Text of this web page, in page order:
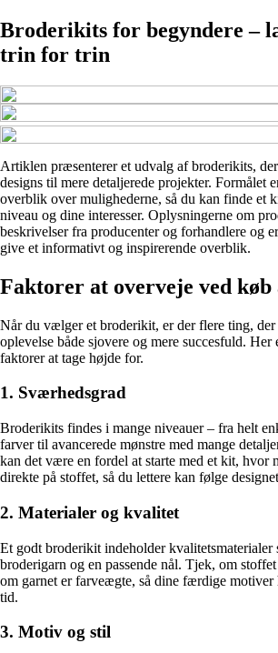
Broderikits for begyndere –
trin for trin
Artiklen præsenterer et udvalg af broderikits,
designs til mere detaljerede projekter. Formålet
overblik over mulighederne, så du kan finde et
niveau og dine interesser. Oplysningerne om
beskrivelser fra producenter og forhandlere og
give et informativt og inspirerende overblik.
Faktorer at overveje ved
Når du vælger et broderikit, er der flere ting, der
oplevelse både sjovere og mere succesfuld.
faktorer at tage højde for.
1. Sværhedsgrad
Broderikits findes i mange niveauer – fra helt
farver til avancerede mønstre med mange
kan det være en fordel at starte med et kit, hvor
direkte på stoffet, så du lettere kan følge
2. Materialer og kvalitet
Et godt broderikit indeholder kvalitetsmaterialer
broderigarn og en passende nål. Tjek, om
om garnet er farveægte, så dine færdige
tid.
3. Motiv og stil